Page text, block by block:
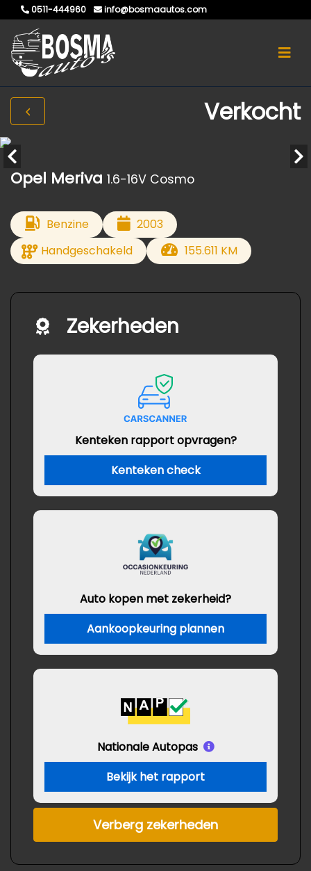
0511-444960 info@bosmaautos.com
Verkocht
Opel Meriva 1.6-16V Cosmo
Benzine
2003
Handgeschakeld
155.611 KM
Zekerheden
Kenteken rapport opvragen?
Kenteken check
Auto kopen met zekerheid?
Aankoopkeuring plannen
Nationale Autopas
Bekijk het rapport
Verberg zekerheden